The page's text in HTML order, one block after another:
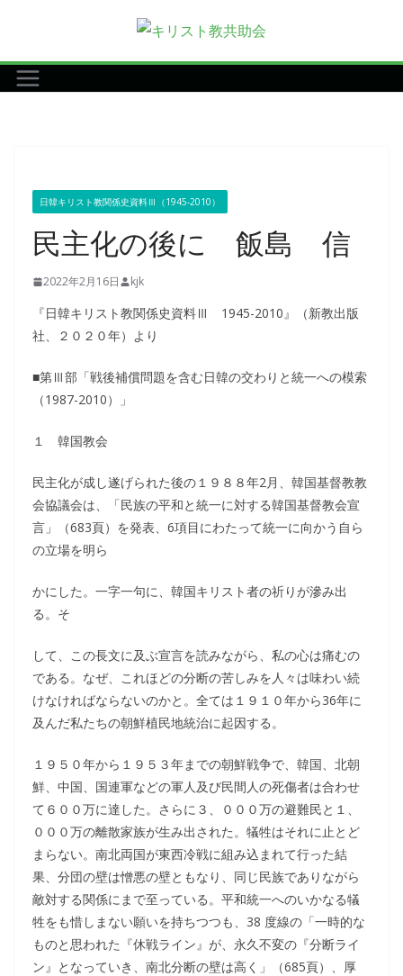
テ
ン
日韓キリスト教関係史資料Ⅲ（1945-2010）
民主化の後に 飯島 信
2022年2月16日 kjk
『日韓キリスト教関係史資料Ⅲ 1945-2010』（新教出版
社、２０２０年）より
■第Ⅲ部「戦後補償問題を含む日韓の交わりと統一への模索
（1987-2010）」
１ 韓国教会
民主化が成し遂げられた後の１９８８年2月、韓国基督教教
会協議会は、「民族の平和と統一に対する韓国基督教会宣
言」（683頁）を発表、6項目にわたって統一に向かう自ら
の立場を明ら
かにした。一字一句に、韓国キリスト者の祈りが滲み出
る。そ
して、この長文に及ぶ宣言を読みながら、私の心は痛むの
である。なぜ、これほどの分断の苦しみを人々は味わい続
けなければならないのかと。全ては１９１０年から36年に
及んだ私たちの朝鮮植民地統治に起因する。
１９５０年から１９５３年までの朝鮮戦争で、韓国、北朝
鮮、中国、国連軍などの軍人及び民間人の死傷者は合わせ
て６００万に達した。さらに３、０００万の避難民と１、
０００万の離散家族が生み出された。犠牲はそれに止とど
まらない。南北両国が東西冷戦に組み込まれて行った結
果、分団の壁は憎悪の壁ともなり、同じ民族でありながら
敵対する関係にまで至っている。平和統一へのいかなる犠
牲をも惜しまない願いを持ちつつも、38 度線の「一時的な
ものと思われた『休戦ライン』が、永久不変の『分断ライ
ン』となっていき、南北分断の壁は高く」（685頁）、厚